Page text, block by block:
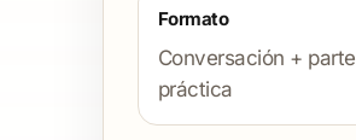
Formato
Conversación + parte
práctica